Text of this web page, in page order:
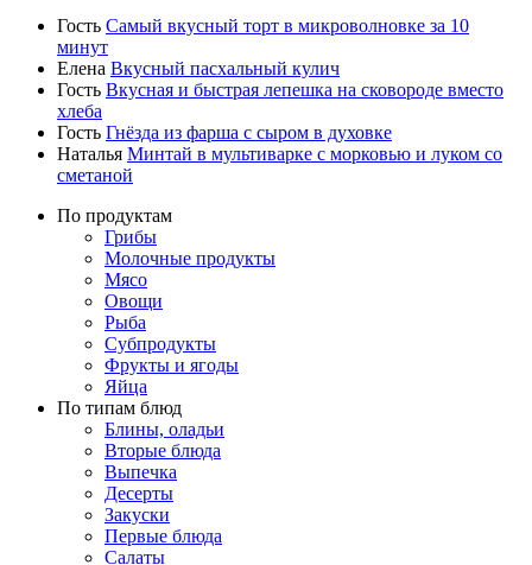
Гость Самый вкусный торт в микроволновке за 10
минут
Елена Вкусный пасхальный кулич
Гость Вкусная и быстрая лепешка на сковороде вместо
хлеба
Гость Гнёзда из фарша с сыром в духовке
Наталья Минтай в мультиварке с морковью и луком со
сметаной
По продуктам
Грибы
Молочные продукты
Мясо
Овощи
Рыба
Субпродукты
Фрукты и ягоды
Яйца
По типам блюд
Блины, оладьи
Вторые блюда
Выпечка
Десерты
Закуски
Первые блюда
Салаты